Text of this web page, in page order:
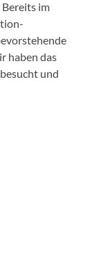
Bereits im
haben das
und